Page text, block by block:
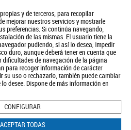
y de terceros, para recopilar
mejorar nuestros servicios y mostrarle
preferencias. Si continúa navegando,
de las mismas. El usuario tiene la
pudiendo, si así lo desea, impedir
duro, aunque deberá tener en cuenta que
de navegación de la página
para recoger información de carácter
su uso o rechazarlo, también puede cambiar
desee. Dispone de más información en
CONFIGURAR
ACEPTAR TODAS
Turismo Política de Privacidad Aviso Legal
Política de Cookies
BUSCAR